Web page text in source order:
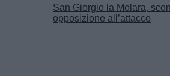
San Giorgio la Molara,
opposizione all’attacco